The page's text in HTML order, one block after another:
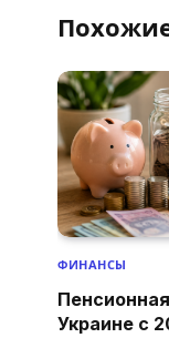
ФИНАНСЫ
Украине с